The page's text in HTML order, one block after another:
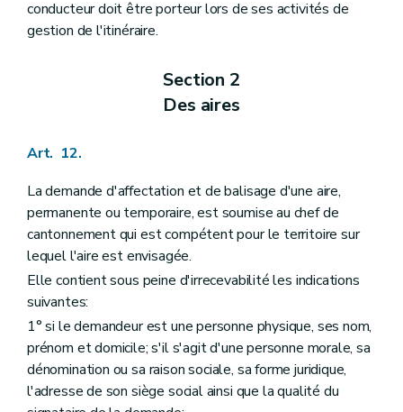
conducteur doit être porteur lors de ses activités de
gestion de l'itinéraire.
Section 2
Des aires
Art. 12.
La demande d'affectation et de balisage d'une aire,
permanente ou temporaire, est soumise au chef de
cantonnement qui est compétent pour le territoire sur
lequel l'aire est envisagée.
Elle contient sous peine d'irrecevabilité les indications
suivantes:
1° si le demandeur est une personne physique, ses nom,
prénom et domicile; s'il s'agit d'une personne morale, sa
dénomination ou sa raison sociale, sa forme juridique,
l'adresse de son siège social ainsi que la qualité du